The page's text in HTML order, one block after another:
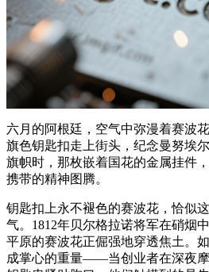
六月的阿根廷，空气中弥漫着赛波
旗色钥匙扣走上街头，纪念曼努埃
旗帜时，那枚嵌着国花的金属挂件
携带的精神图腾。
钥匙扣上永不褪色的赛波花，恰似
气。1812年贝尔格拉诺将军在硝烟
平原的赛波花正倔强地穿透焦土。
成掌心的重量——当创业者在深夜